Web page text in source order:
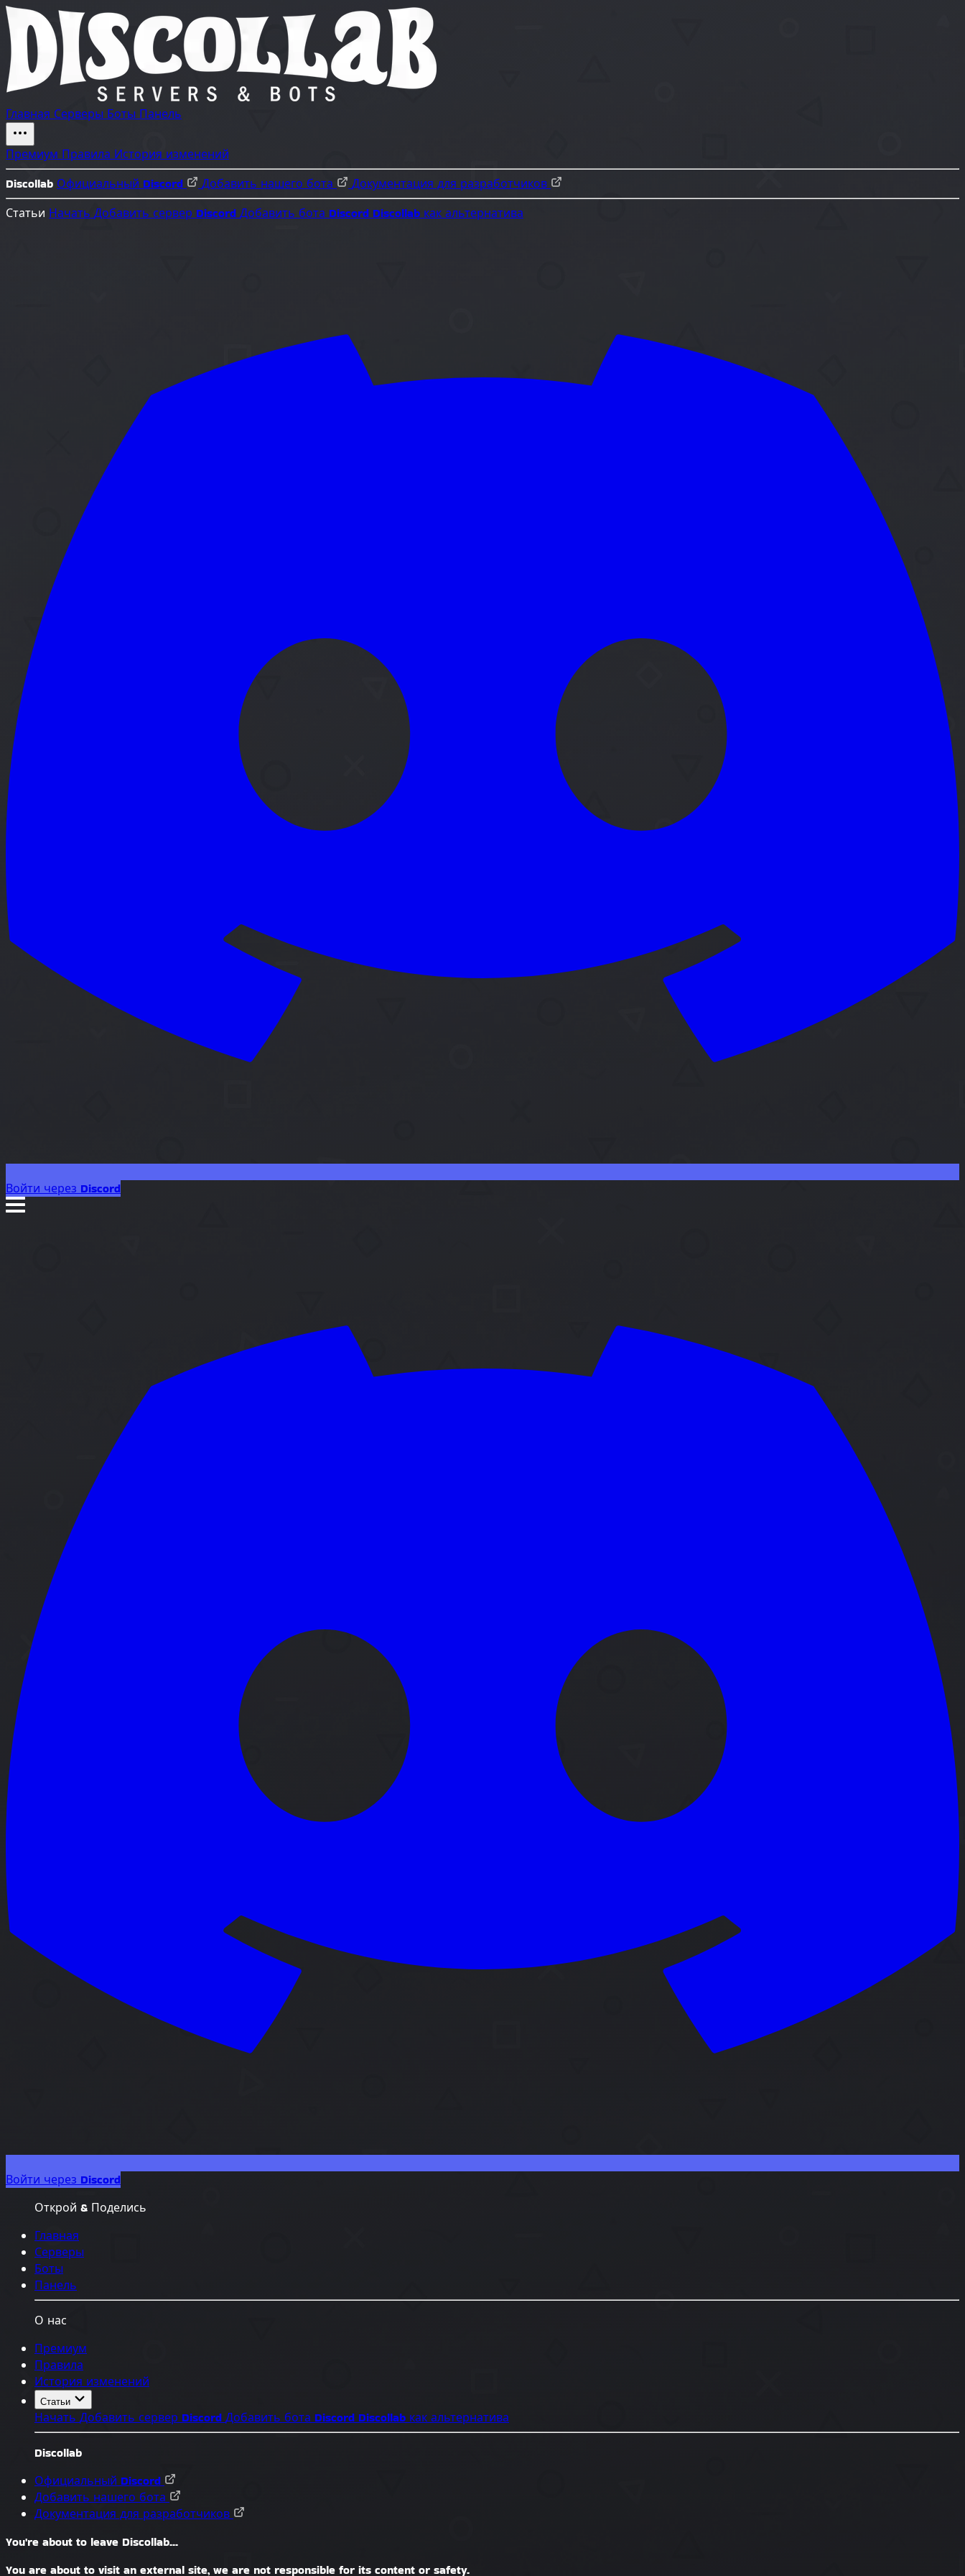
Главная Серверы Боты Панель
Премиум Правила История изменений
Discollab Официальный Discord Добавить нашего бота
Документация для разработчиков
Статьи Начать Добавить сервер Discord Добавить бота Discord Discollab как альтернатива
Войти через Discord
Войти через Discord
Открой & Поделись
Главная
Серверы
Боты
Панель
О нас
Премиум
Правила
История изменений
Статьи
Начать Добавить сервер Discord Добавить бота Discord Discollab как альтернатива
Discollab
Официальный Discord
Добавить нашего бота
Документация для разработчиков
You're about to leave Discollab...
You are about to visit an external site, we are not responsible for its content or safety.